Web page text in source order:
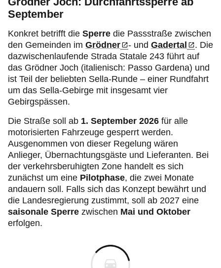
September
Konkret betrifft die Sperre die Passstraße zwischen
den Gemeinden im Grödner - und Gadertal
. Die
dazwischenlaufende Strada Statale 243 führt auf
das Grödner Joch (italienisch: Passo Gardena) und
ist Teil der beliebten Sella-Runde – einer Rundfahrt
um das Sella-Gebirge mit insgesamt vier
Gebirgspässen.
Die Straße soll ab 1. September 2026 für alle
motorisierten Fahrzeuge gesperrt werden.
Ausgenommen von dieser Regelung wären
Anlieger, Übernachtungsgäste und Lieferanten. Bei
der verkehrsberuhigten Zone handelt es sich
zunächst um eine Pilotphase, die zwei Monate
andauern soll. Falls sich das Konzept bewährt und
die Landesregierung zustimmt, soll ab 2027 eine
saisonale Sperre zwischen Mai und Oktober
erfolgen.